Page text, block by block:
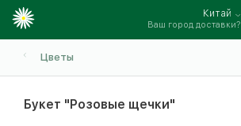
Китай
Ваш город доставки?
Цветы
Букет "Розовые щечки"